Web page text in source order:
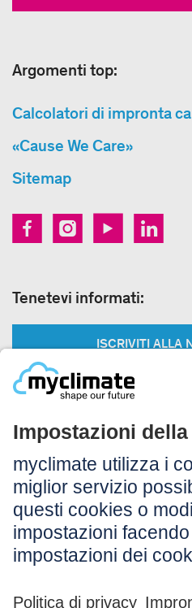
Argomenti top:
Calcolatori di impronta
«Cause We Care»
Sitemap
Tenetevi informati:
ISCRIVITI ALLA
Legale:
Colophon
Avvertenza
CG
Protezione dei dati
Accessibilità